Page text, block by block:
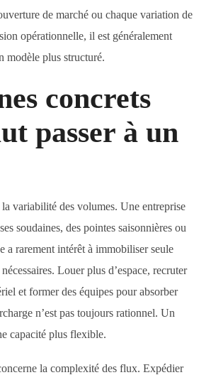
de marché ou chaque variation de
opérationnelle, il est généralement
modèle plus structuré.
concrets
passer à un
variabilité des volumes. Une entreprise
soudaines, des pointes saisonnières ou
a rarement intérêt à immobiliser seule
Louer plus d’espace, recruter
et former des équipes pour absorber
n’est pas toujours rationnel. Un
capacité plus flexible.
la complexité des flux. Expédier